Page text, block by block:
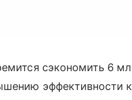
сэкономить 6
эффективности